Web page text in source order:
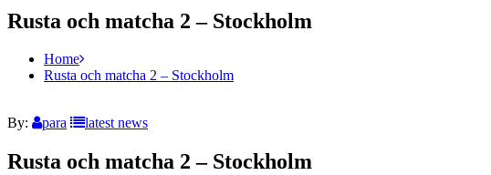
Rusta och matcha 2 – Stockholm
Home
Rusta och matcha 2 – Stockholm
By: para latest news
Rusta och matcha 2 – Stockholm